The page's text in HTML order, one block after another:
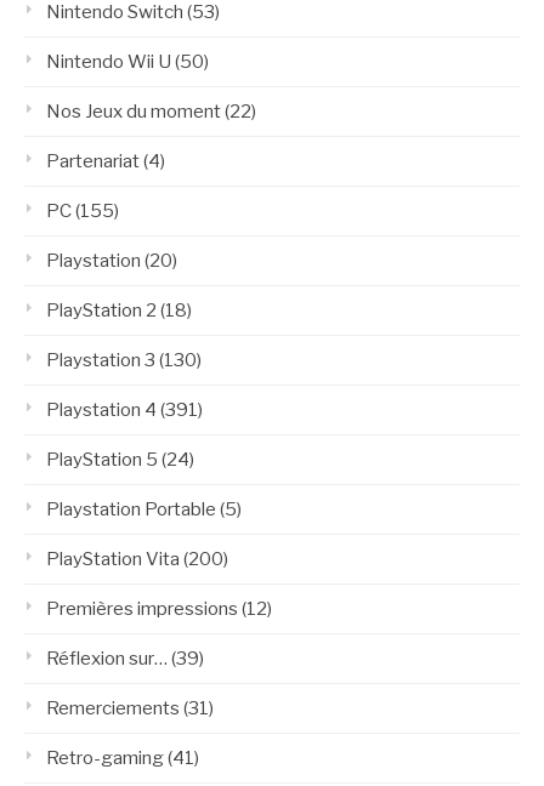
Nintendo Switch (53)
Nintendo Wii U (50)
Nos Jeux du moment(22)
Partenariat(4)
PC(155)
Playstation (20)
PlayStation 2 (18)
Playstation 3 (130)
Playstation 4 (391)
PlayStation 5 (24)
Playstation Portable (5)
PlayStation Vita (200)
Premières impressions (12)
Réflexion sur… (39)
Remerciements (31)
Retro-gaming(41)